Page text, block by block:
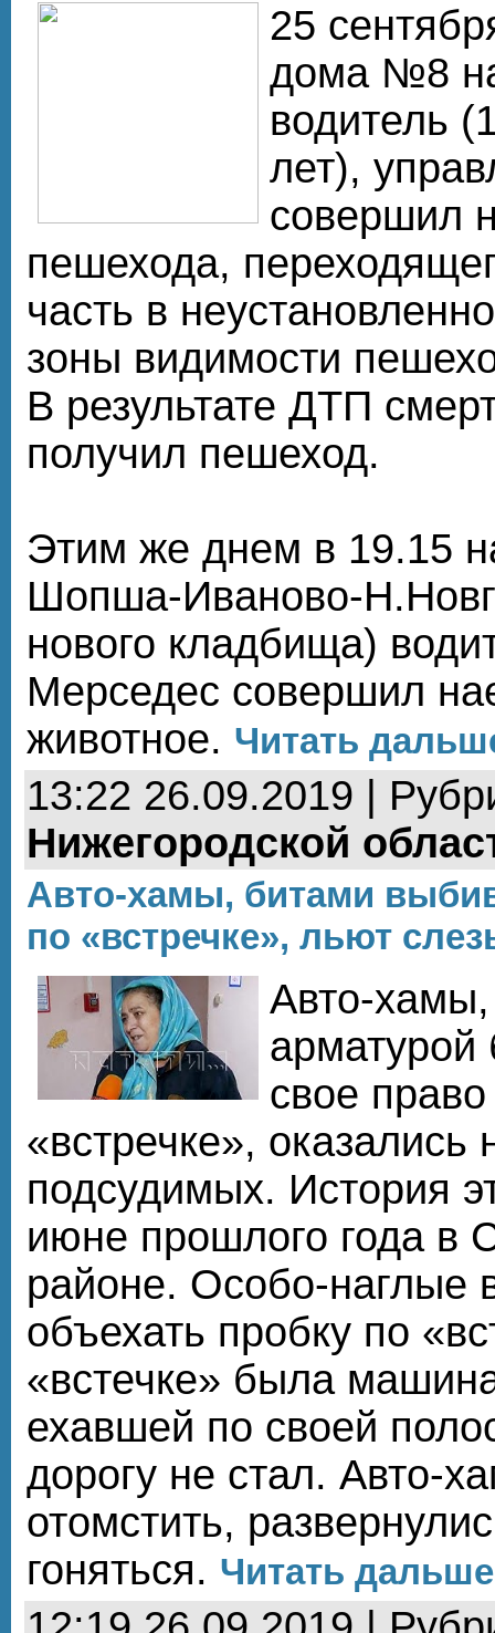
25
дома №8
водитель
лет),
совершил
пешехода,
часть в
зоны видимости
В результате ДТП
получил пешеход.
Этим же днем в 19.15
Шопша-Иваново-
нового кладбища)
Мерседес совершил
животное. Читать
13:22 26.09.2019 |
Нижегородской
Авто-хамы, битами
по «встречке», льют
Авто-
арматурой
свое
«встречке», оказались
подсудимых. История
июне прошлого года в
районе. Особо-наглые
объехать пробку по
«встечке» была
ехавшей по своей
дорогу не стал. Авто-
отомстить,
гоняться. Читать